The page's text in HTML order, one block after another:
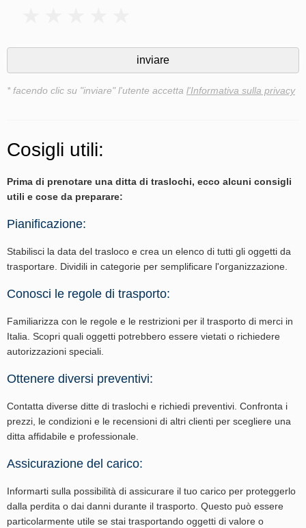
* facendo clic su "inviare" l'utente accetta l'Informativa sulla privacy
Cosigli utili:
Prima di prenotare una ditta di traslochi, ecco alcuni consigli
utili e cose da preparare:
Pianificazione:
Stabilisci la data del trasloco e crea un elenco di tutti gli oggetti da
trasportare. Dividili in categorie per semplificare l'organizzazione.
Conosci le regole di trasporto:
Familiarizza con le regole e le restrizioni per il trasporto di merci in
Italia. Scopri quali oggetti potrebbero essere vietati o richiedere
autorizzazioni speciali.
Ottenere diversi preventivi:
Contatta diverse ditte di traslochi e richiedi preventivi. Confronta i
prezzi, le condizioni e le recensioni di altri clienti per scegliere una
ditta affidabile e professionale.
Assicurazione del carico:
Informarti sulla possibilità di assicurare il tuo carico per proteggerlo
dalla perdita o dai danni durante il trasporto. Questo può essere
particolarmente utile se stai trasportando oggetti di valore o